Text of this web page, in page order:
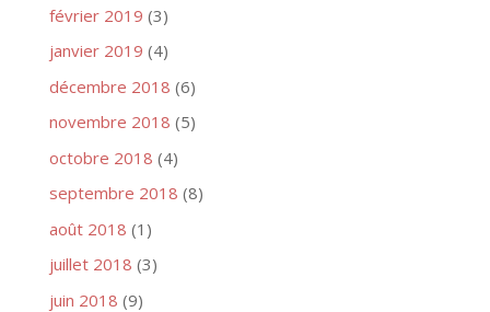
février 2019 (3)
janvier 2019 (4)
décembre 2018 (6)
novembre 2018 (5)
octobre 2018 (4)
septembre 2018 (8)
août 2018 (1)
juillet 2018 (3)
juin 2018 (9)